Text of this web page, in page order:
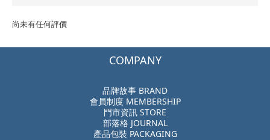
尚未有任何評價
COMPANY
品牌故事 BRAND
會員制度 MEMBERSHIP
門市資訊 STORE
部落格 JOURNAL
產品包裝 PACKAGING